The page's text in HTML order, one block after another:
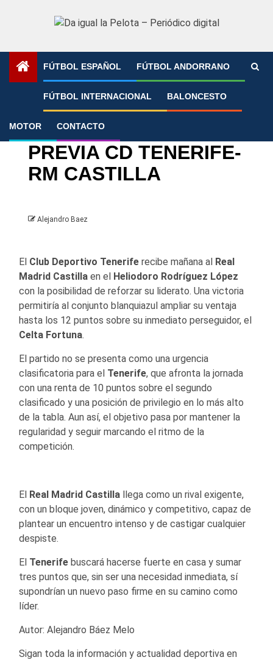
FÚTBOL ESPAÑOL FÚTBOL ANDORRANO
FÚTBOL INTERNACIONAL BALONCESTO
MOTOR CONTACTO
»
1ª RFEF Fútbol español
PREVIA CD TENERIFE-
RM CASTILLA
Alejandro Baez
El Club Deportivo Tenerife recibe mañana al Real
Madrid Castilla en el Heliodoro Rodríguez López
con la posibilidad de reforzar su liderato. Una victoria
permitiría al conjunto blanquiazul ampliar su ventaja
hasta los 12 puntos sobre su inmediato perseguidor, el
Celta Fortuna.
El partido no se presenta como una urgencia
clasificatoria para el Tenerife, que afronta la jornada
con una renta de 10 puntos sobre el segundo
clasificado y una posición de privilegio en lo más alto
de la tabla. Aun así, el objetivo pasa por mantener la
regularidad y seguir marcando el ritmo de la
competición.
El Real Madrid Castilla llega como un rival exigente,
con un bloque joven, dinámico y competitivo, capaz de
plantear un encuentro intenso y de castigar cualquier
despiste.
El Tenerife buscará hacerse fuerte en casa y sumar
tres puntos que, sin ser una necesidad inmediata, sí
supondrían un nuevo paso firme en su camino como
líder.
Autor: Alejandro Báez Melo
Sigan toda la información y actualidad deportiva en